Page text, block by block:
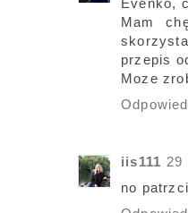
Mam
przepis
Moze
iis111 29
no